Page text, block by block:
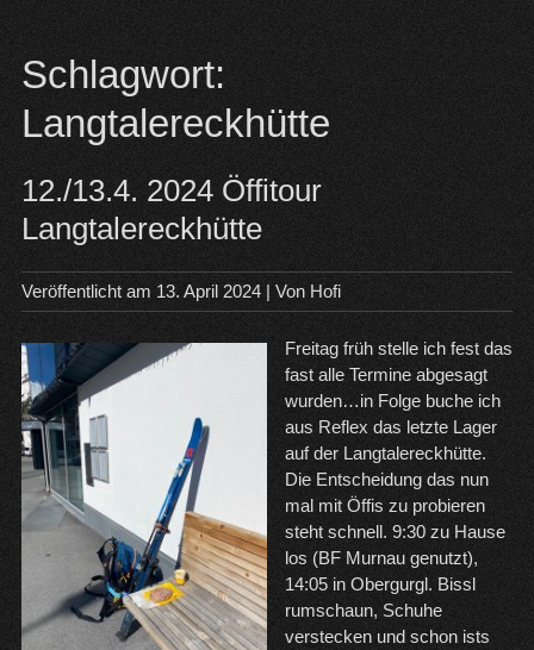
Schlagwort:
Langtalereckhütte
12./13.4. 2024 Öffitour
Langtalereckhütte
Veröffentlicht am 13. April 2024| Von Hofi
Freitag früh stelle ich fest das
fast alle Termine abgesagt
wurden…in Folge buche ich
aus Reflex das letzte Lager
auf der Langtalereckhütte.
Die Entscheidung das nun
mal mit Öffis zu probieren
steht schnell. 9:30 zu Hause
los (BF Murnau genutzt),
14:05 in Obergurgl. Bissl
rumschaun, Schuhe
verstecken und schon ists